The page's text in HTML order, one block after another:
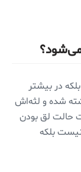
در بیشتر
شده و لثه‌اش
حالت لق بودن
بلکه